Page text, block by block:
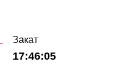
Закат
17:46:05